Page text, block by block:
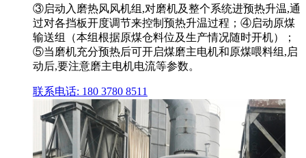
③启动入磨热风风机组,对磨机及整个系统进预热升温,通
过对各挡板开度调节来控制预热升温过程；④启动原煤
输送组（本组根据原煤仓料位及生产情况随时开机）；
⑤当磨机充分预热后可开启煤磨主电机和原煤喂料组,启
动后,要注意磨主电机电流等参数。
联系电话: 180 3780 8511